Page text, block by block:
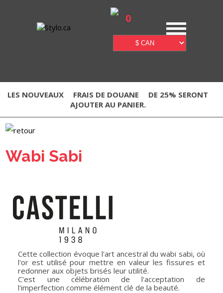
0
LES NOUVEAUX FRAIS DE DOUANE
DE 25% SERONT
AJOUTER AU PANIER.
Wabi Sabi
Cette collection évoque l'art ancestral du wabi sabi, où
l'or est utilisé pour mettre en valeur les fissures et
redonner aux objets brisés leur utilité.
C'est une célébration de l'acceptation de
l'imperfection comme élément clé de la beauté.